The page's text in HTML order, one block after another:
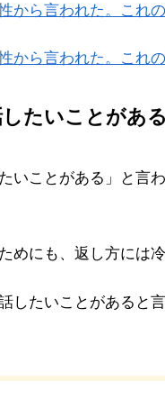
から言われた。これ
から言われた。これ
たいことがあ
いことがある」と言わ
めにも、返し方には
したいことがあると